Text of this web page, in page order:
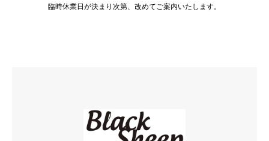
臨時休業日が決まり次第、改めてご案内いたします。